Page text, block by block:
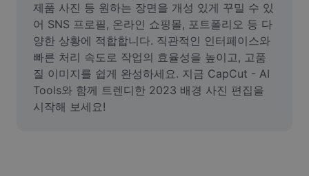
AI Inpainting
Face Cutout
동영상
동영상 배경 삭제
제품 사진 등 원하는 장면을 개성 있게 꾸밀 수 있
어 SNS 프로필, 온라인 쇼핑몰, 포트폴리오 등 다
양한 상황에 적합합니다. 직관적인 인터페이스와
빠른 처리 속도로 작업의 효율성을 높이고, 고품
질 이미지를 쉽게 완성하세요. 지금 CapCut - AI
Tools와 함께 트렌디한 2023 배경 사진 편집을
시작해 보세요!